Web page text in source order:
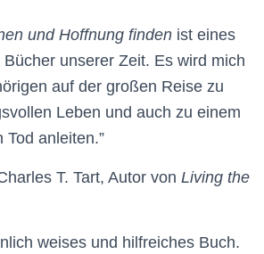
und Hoffnung finden ist eines
unserer Zeit. Es wird mich
auf der großen Reise zu
Leben und auch zu einem
Tod anleiten.”
T. Tart, Autor von Living the
weises und hilfreiches Buch.